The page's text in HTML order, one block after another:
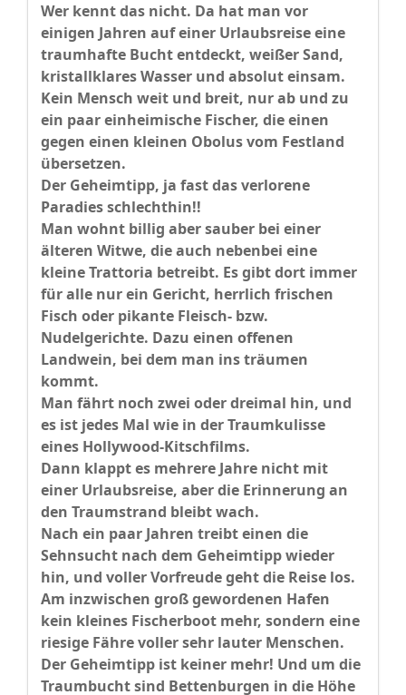
Wer kennt das nicht. Da hat man vor
einigen Jahren auf einer Urlaubsreise eine
traumhafte Bucht entdeckt, weißer Sand,
kristallklares Wasser und absolut einsam.
Kein Mensch weit und breit, nur ab und zu
ein paar einheimische Fischer, die einen
gegen einen kleinen Obolus vom Festland
übersetzen.
Der Geheimtipp, ja fast das verlorene
Paradies schlechthin!!
Man wohnt billig aber sauber bei einer
älteren Witwe, die auch nebenbei eine
kleine Trattoria betreibt. Es gibt dort immer
für alle nur ein Gericht, herrlich frischen
Fisch oder pikante Fleisch- bzw.
Nudelgerichte. Dazu einen offenen
Landwein, bei dem man ins träumen
kommt.
Man fährt noch zwei oder dreimal hin, und
es ist jedes Mal wie in der Traumkulisse
eines Hollywood-Kitschfilms.
Dann klappt es mehrere Jahre nicht mit
einer Urlaubsreise, aber die Erinnerung an
den Traumstrand bleibt wach.
Nach ein paar Jahren treibt einen die
Sehnsucht nach dem Geheimtipp wieder
hin, und voller Vorfreude geht die Reise los.
Am inzwischen groß gewordenen Hafen
kein kleines Fischerboot mehr, sondern eine
riesige Fähre voller sehr lauter Menschen.
Der Geheimtipp ist keiner mehr! Und um die
Traumbucht sind Bettenburgen in die Höhe